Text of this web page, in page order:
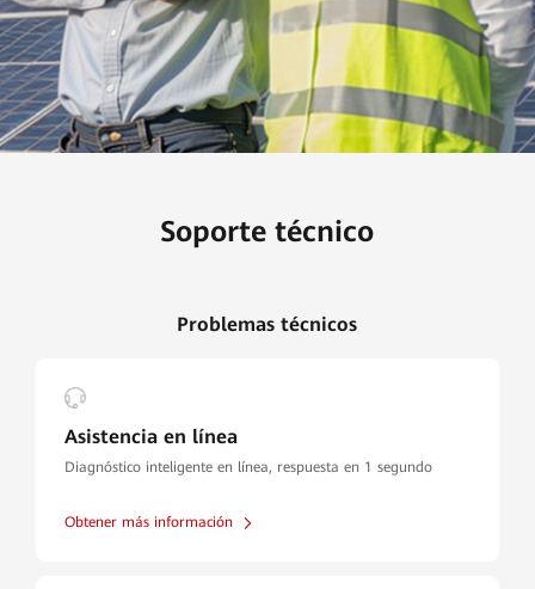
Soporte técnico
Problemas técnicos
Asistencia en línea
Diagnóstico inteligente en línea, respuesta en 1 segundo
Obtener más información